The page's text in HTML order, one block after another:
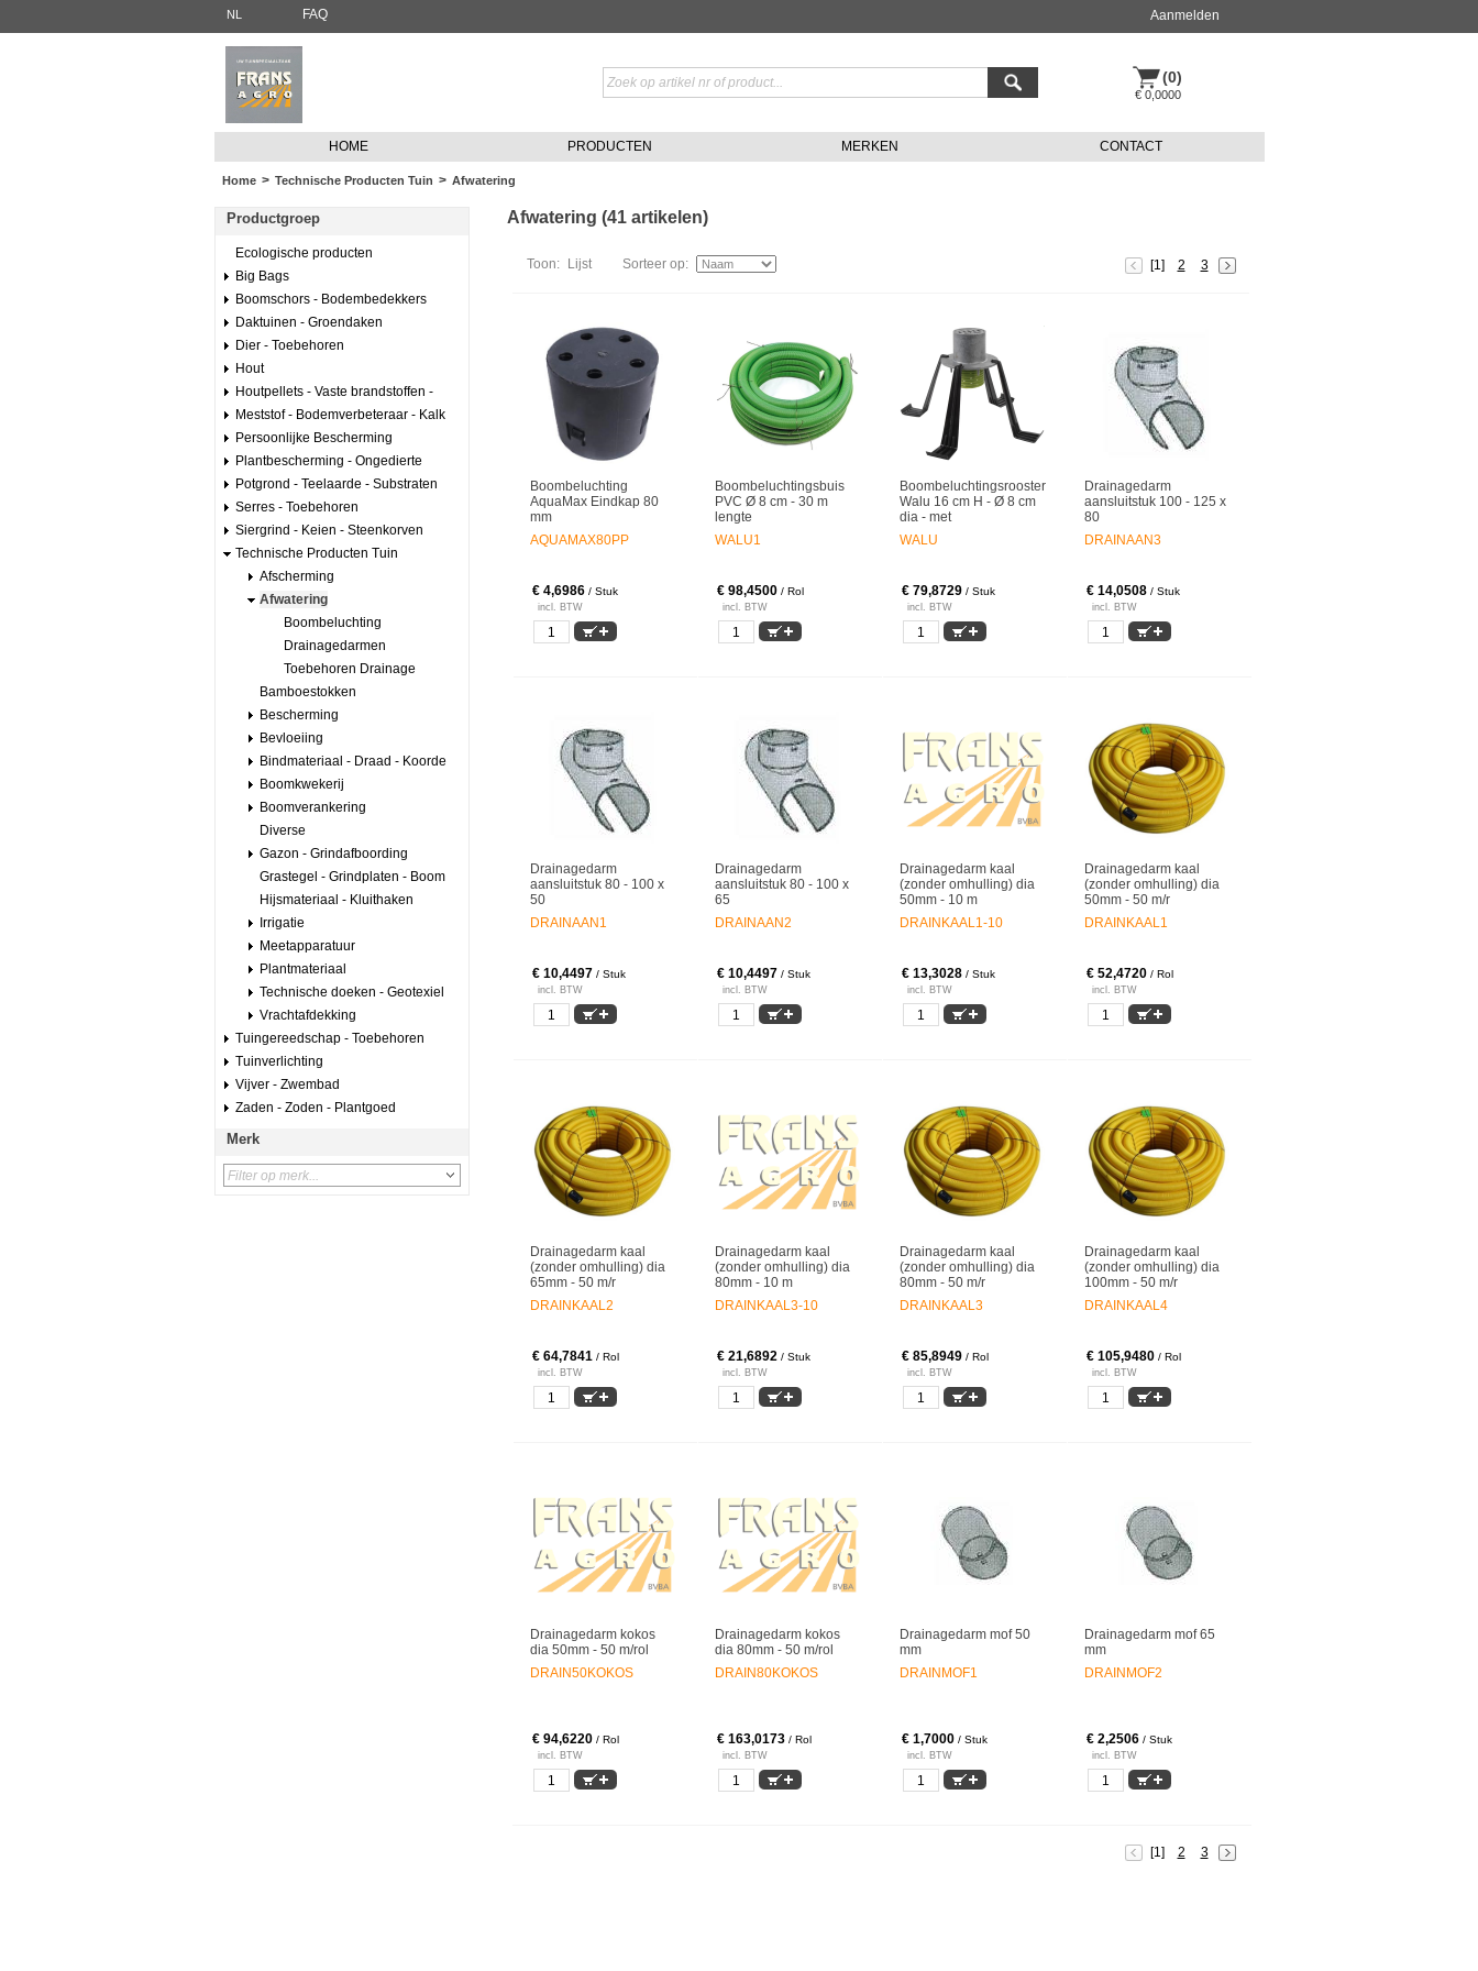
NL FAQ Aanmelden
(0)
€ 0,0000
HOME PRODUCTEN MERKEN CONTACT
Home > Technische Producten Tuin > Afwatering
Productgroep
Ecologische producten
Big Bags
Boomschors - Bodembedekkers
Daktuinen - Groendaken
Dier - Toebehoren
Hout
Houtpellets - Vaste brandstoffen -
Meststof - Bodemverbeteraar - Kalk
Persoonlijke Bescherming
Plantbescherming - Ongedierte
Potgrond - Teelaarde - Substraten
Serres - Toebehoren
Siergrind - Keien - Steenkorven
Technische Producten Tuin
Afscherming
Afwatering
Boombeluchting
Drainagedarmen
Toebehoren Drainage
Bamboestokken
Bescherming
Bevloeiing
Bindmateriaal - Draad - Koorde
Boomkwekerij
Boomverankering
Diverse
Gazon - Grindafboording
Grastegel - Grindplaten - Boom
Hijsmateriaal - Kluithaken
Irrigatie
Meetapparatuur
Plantmateriaal
Technische doeken - Geotexiel
Vrachtafdekking
Tuingereedschap - Toebehoren
Tuinverlichting
Vijver - Zwembad
Zaden - Zoden - Plantgoed
Merk
Afwatering (41 artikelen)
[1] 2 3
Toon: Lijst Sorteer op:
Boombeluchting
AquaMax Eindkap 80
mm
AQUAMAX80PP
€ 4,6986 / Stuk
incl. BTW
Boombeluchtingsbuis
PVC Ø 8 cm - 30 m
lengte
WALU1
€ 98,4500 / Rol
incl. BTW
Boombeluchtingsrooster
Walu 16 cm H - Ø 8 cm
dia - met
WALU
€ 79,8729 / Stuk
incl. BTW
Drainagedarm
aansluitstuk 100 - 125 x
80
DRAINAAN3
€ 14,0508 / Stuk
incl. BTW
Drainagedarm
aansluitstuk 80 - 100 x
50
DRAINAAN1
€ 10,4497 / Stuk
incl. BTW
Drainagedarm
aansluitstuk 80 - 100 x
65
DRAINAAN2
€ 10,4497 / Stuk
incl. BTW
Drainagedarm kaal
(zonder omhulling) dia
50mm - 10 m
DRAINKAAL1-10
€ 13,3028 / Stuk
incl. BTW
Drainagedarm kaal
(zonder omhulling) dia
50mm - 50 m/r
DRAINKAAL1
€ 52,4720 / Rol
incl. BTW
Drainagedarm kaal
(zonder omhulling) dia
65mm - 50 m/r
DRAINKAAL2
€ 64,7841 / Rol
incl. BTW
Drainagedarm kaal
(zonder omhulling) dia
80mm - 10 m
DRAINKAAL3-10
€ 21,6892 / Stuk
incl. BTW
Drainagedarm kaal
(zonder omhulling) dia
80mm - 50 m/r
DRAINKAAL3
€ 85,8949 / Rol
incl. BTW
Drainagedarm kaal
(zonder omhulling) dia
100mm - 50 m/r
DRAINKAAL4
€ 105,9480 / Rol
incl. BTW
Drainagedarm kokos
dia 50mm - 50 m/rol
DRAIN50KOKOS
€ 94,6220 / Rol
incl. BTW
Drainagedarm kokos
dia 80mm - 50 m/rol
DRAIN80KOKOS
€ 163,0173 / Rol
incl. BTW
Drainagedarm mof 50
mm
DRAINMOF1
€ 1,7000 / Stuk
incl. BTW
Drainagedarm mof 65
mm
DRAINMOF2
€ 2,2506 / Stuk
incl. BTW
[1] 2 3